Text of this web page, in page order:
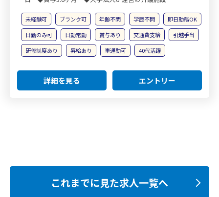
未経験可 ブランク可 年齢不問 学歴不問
即日勤務OK
日勤のみ可
日勤常勤 賞与あり 交通費支給
引越手当
研修制度あり
昇給あり 車通勤可 40代活躍
詳細を見る エントリー
これまでに見た求人一覧へ